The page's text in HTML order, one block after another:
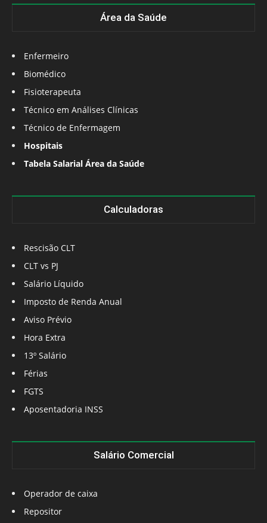
Área da Saúde
Enfermeiro
Biomédico
Fisioterapeuta
Técnico em Análises Clínicas
Técnico de Enfermagem
Hospitais
Tabela Salarial Área da Saúde
Calculadoras
Rescisão CLT
CLT vs PJ
Salário Líquido
Imposto de Renda Anual
Aviso Prévio
Hora Extra
13º Salário
Férias
FGTS
Aposentadoria INSS
Salário Comercial
Operador de caixa
Repositor